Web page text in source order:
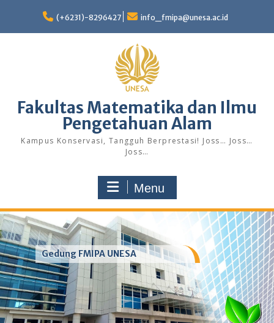
content
(+6231)-8296427 info_fmipa@unesa.ac.id
Fakultas Matematika dan Ilmu
Pengetahuan Alam
Kampus Konservasi, Tangguh Berprestasi! Joss… Joss…
Joss…
Menu
Gedung FMIPA UNESA